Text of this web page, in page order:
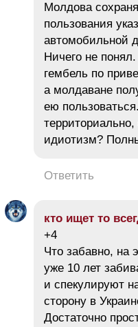
Молдова
пользования
автомобильной
Ничего не
гембель по
а молдаване
ею
территориально,
идиотизм?
Ответить
кто ищет то
+4
Что забавно, на
уже 10 лет
и спекулируют
сторону в
Достаточно